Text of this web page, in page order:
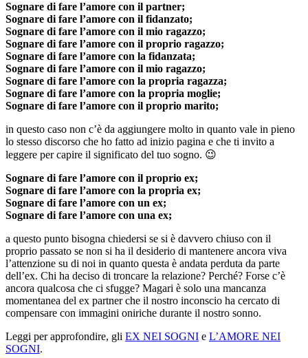
Sognare di fare l’amore con il partner;
Sognare di fare l’amore con il fidanzato;
Sognare di fare l’amore con il mio ragazzo;
Sognare di fare l’amore con il proprio ragazzo;
Sognare di fare l’amore con la fidanzata;
Sognare di fare l’amore con il mio ragazzo;
Sognare di fare l’amore con la propria ragazza;
Sognare di fare l’amore con la propria moglie;
Sognare di fare l’amore con il proprio marito;
in questo caso non c’è da aggiungere molto in quanto vale in pieno
lo stesso discorso che ho fatto ad inizio pagina e che ti invito a
leggere per capire il significato del tuo sogno. 😉
Sognare di fare l’amore con il proprio ex;
Sognare di fare l’amore con la propria ex;
Sognare di fare l’amore con un ex;
Sognare di fare l’amore con una ex;
a questo punto bisogna chiedersi se si è davvero chiuso con il
proprio passato se non si ha il desiderio di mantenere ancora viva
l’attenzione su di noi in quanto questa è andata perduta da parte
dell’ex. Chi ha deciso di troncare la relazione? Perché? Forse c’è
ancora qualcosa che ci sfugge? Magari è solo una mancanza
momentanea del ex partner che il nostro inconscio ha cercato di
compensare con immagini oniriche durante il nostro sonno.
Leggi per approfondire, gli EX NEI SOGNI e L’AMORE NEI
SOGNI.